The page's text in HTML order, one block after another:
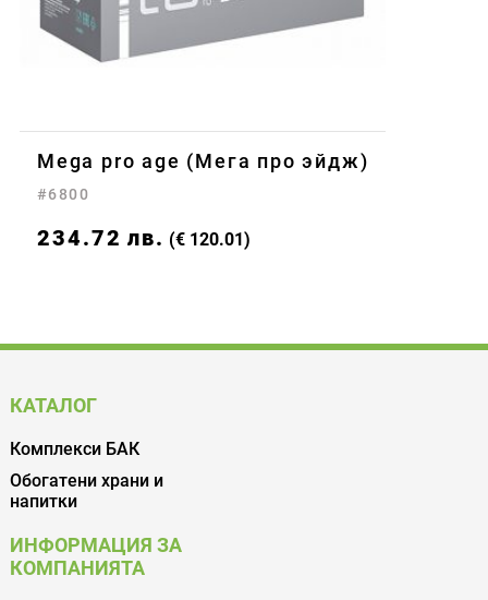
Mega pro age (Мега про эйдж)
#6800
234.72 лв. (€ 120.01)
КАТАЛОГ
Комплекси БАК
Обогатени храни и
напитки
ИНФОРМАЦИЯ ЗА
КОМПАНИЯТА